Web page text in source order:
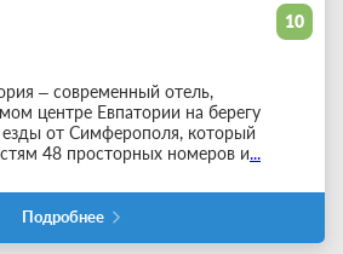
10
– современный отель,
центре Евпатории на берегу
от Симферополя, который
48 просторных номеров и...
Подробнее